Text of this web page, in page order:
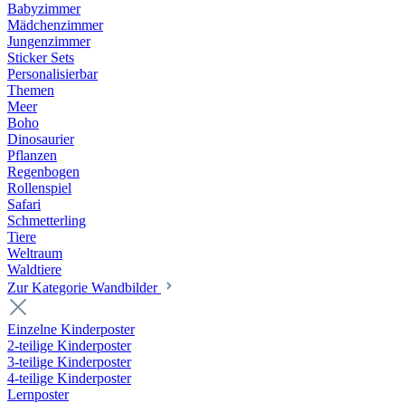
Babyzimmer
Mädchenzimmer
Jungenzimmer
Sticker Sets
Personalisierbar
Themen
Meer
Boho
Dinosaurier
Pflanzen
Regenbogen
Rollenspiel
Safari
Schmetterling
Tiere
Weltraum
Waldtiere
Zur Kategorie Wandbilder
Einzelne Kinderposter
2-teilige Kinderposter
3-teilige Kinderposter
4-teilige Kinderposter
Lernposter